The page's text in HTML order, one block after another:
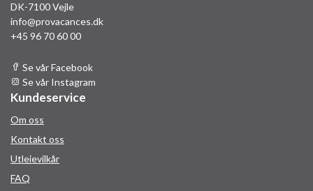
DK-7100 Vejle
info@provacances.dk
+45 96 70 60 00
Se vår Facebook
Se vår Instagram
Kundeservice
Om oss
Kontakt oss
Utleievilkår
FAQ